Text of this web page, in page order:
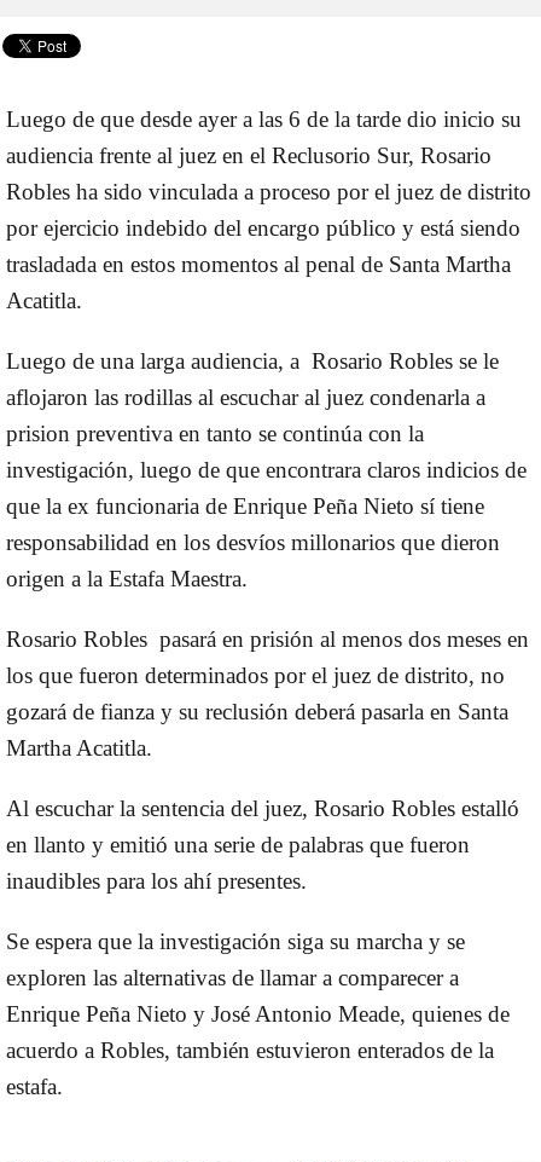
Luego de que desde ayer a las 6 de la tarde dio inicio su
audiencia frente al juez en el Reclusorio Sur, Rosario
Robles ha sido vinculada a proceso por el juez de distrito
por ejercicio indebido del encargo público y está siendo
trasladada en estos momentos al penal de Santa Martha
Acatitla.
Luego de una larga audiencia, a Rosario Robles se le
aflojaron las rodillas al escuchar al juez condenarla a
prision preventiva en tanto se continúa con la
investigación, luego de que encontrara claros indicios de
que la ex funcionaria de Enrique Peña Nieto sí tiene
responsabilidad en los desvíos millonarios que dieron
origen a la Estafa Maestra.
Rosario Robles pasará en prisión al menos dos meses en
los que fueron determinados por el juez de distrito, no
gozará de fianza y su reclusión deberá pasarla en Santa
Martha Acatitla.
Al escuchar la sentencia del juez, Rosario Robles estalló
en llanto y emitió una serie de palabras que fueron
inaudibles para los ahí presentes.
Se espera que la investigación siga su marcha y se
exploren las alternativas de llamar a comparecer a
Enrique Peña Nieto y José Antonio Meade, quienes de
acuerdo a Robles, también estuvieron enterados de la
estafa.